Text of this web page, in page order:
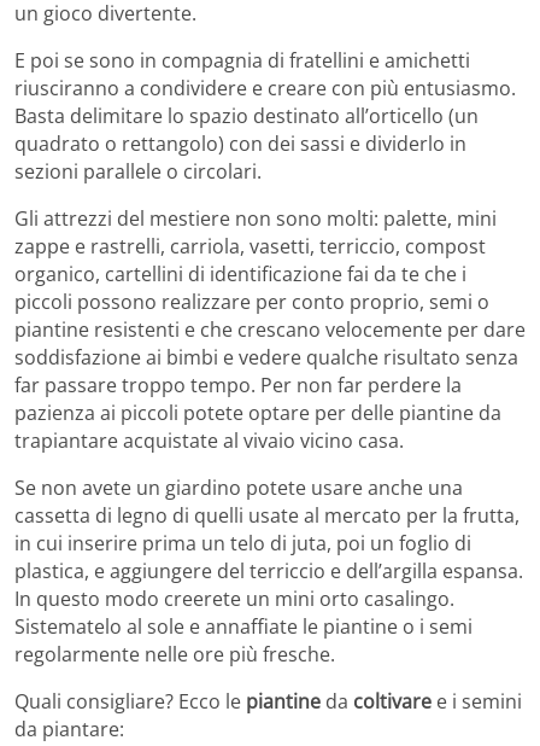
un gioco divertente.
E poi se sono in compagnia di fratellini e amichetti
riusciranno a condividere e creare con più entusiasmo.
Basta delimitare lo spazio destinato all’orticello (un
quadrato o rettangolo) con dei sassi e dividerlo in
sezioni parallele o circolari.
Gli attrezzi del mestiere non sono molti: palette, mini
zappe e rastrelli, carriola, vasetti, terriccio, compost
organico, cartellini di identificazione fai da te che i
piccoli possono realizzare per conto proprio, semi o
piantine resistenti e che crescano velocemente per dare
soddisfazione ai bimbi e vedere qualche risultato senza
far passare troppo tempo. Per non far perdere la
pazienza ai piccoli potete optare per delle piantine da
trapiantare acquistate al vivaio vicino casa.
Se non avete un giardino potete usare anche una
cassetta di legno di quelli usate al mercato per la frutta,
in cui inserire prima un telo di juta, poi un foglio di
plastica, e aggiungere del terriccio e dell’argilla espansa.
In questo modo creerete un mini orto casalingo.
Sistematelo al sole e annaffiate le piantine o i semi
regolarmente nelle ore più fresche.
Quali consigliare? Ecco le piantine da coltivare e i semini
da piantare: